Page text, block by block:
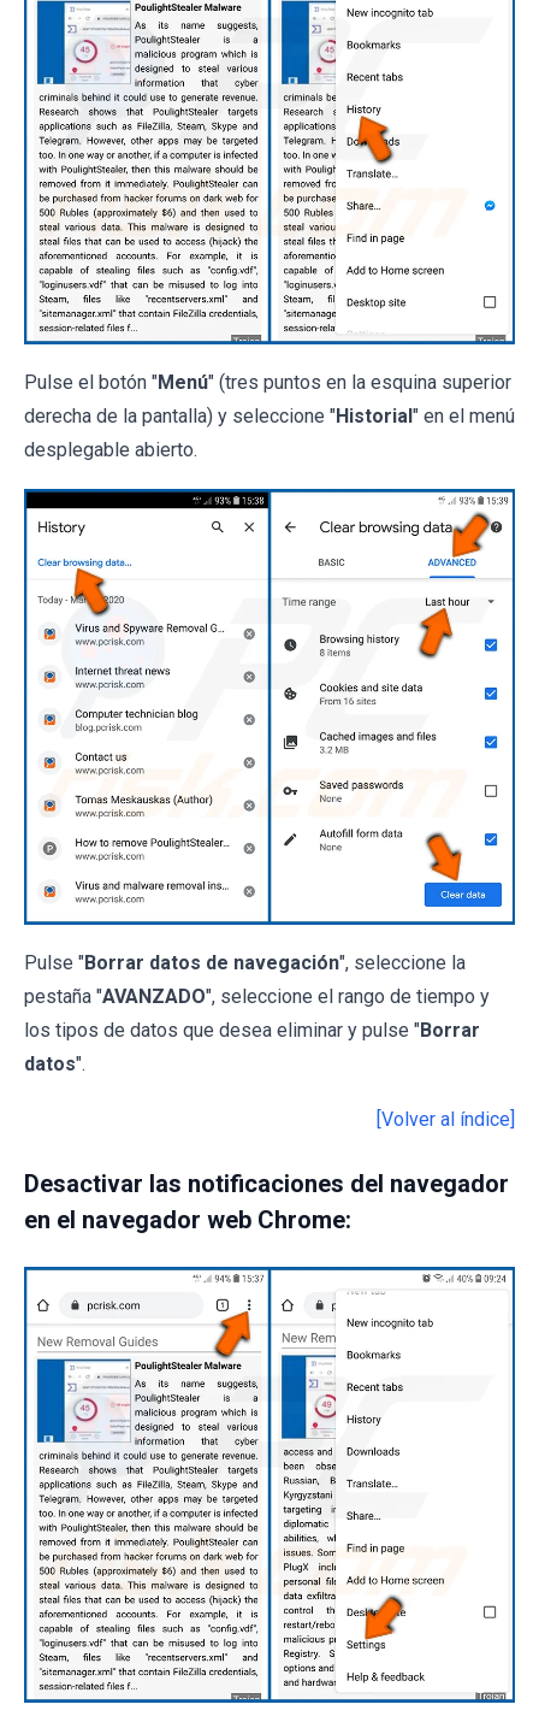
Pulse el botón "Menú" (tres puntos en la esquina superior
derecha de la pantalla) y seleccione "Historial " en el menú
desplegable abierto.
Pulse "Borrar datos de navegación", seleccione la
pestaña "AVANZADO", seleccione el rango de tiempo y
los tipos de datos que desea eliminar y pulse "Borrar
datos".
[Volver al índice]
Desactivar las notificaciones del navegador
en el navegador web Chrome: